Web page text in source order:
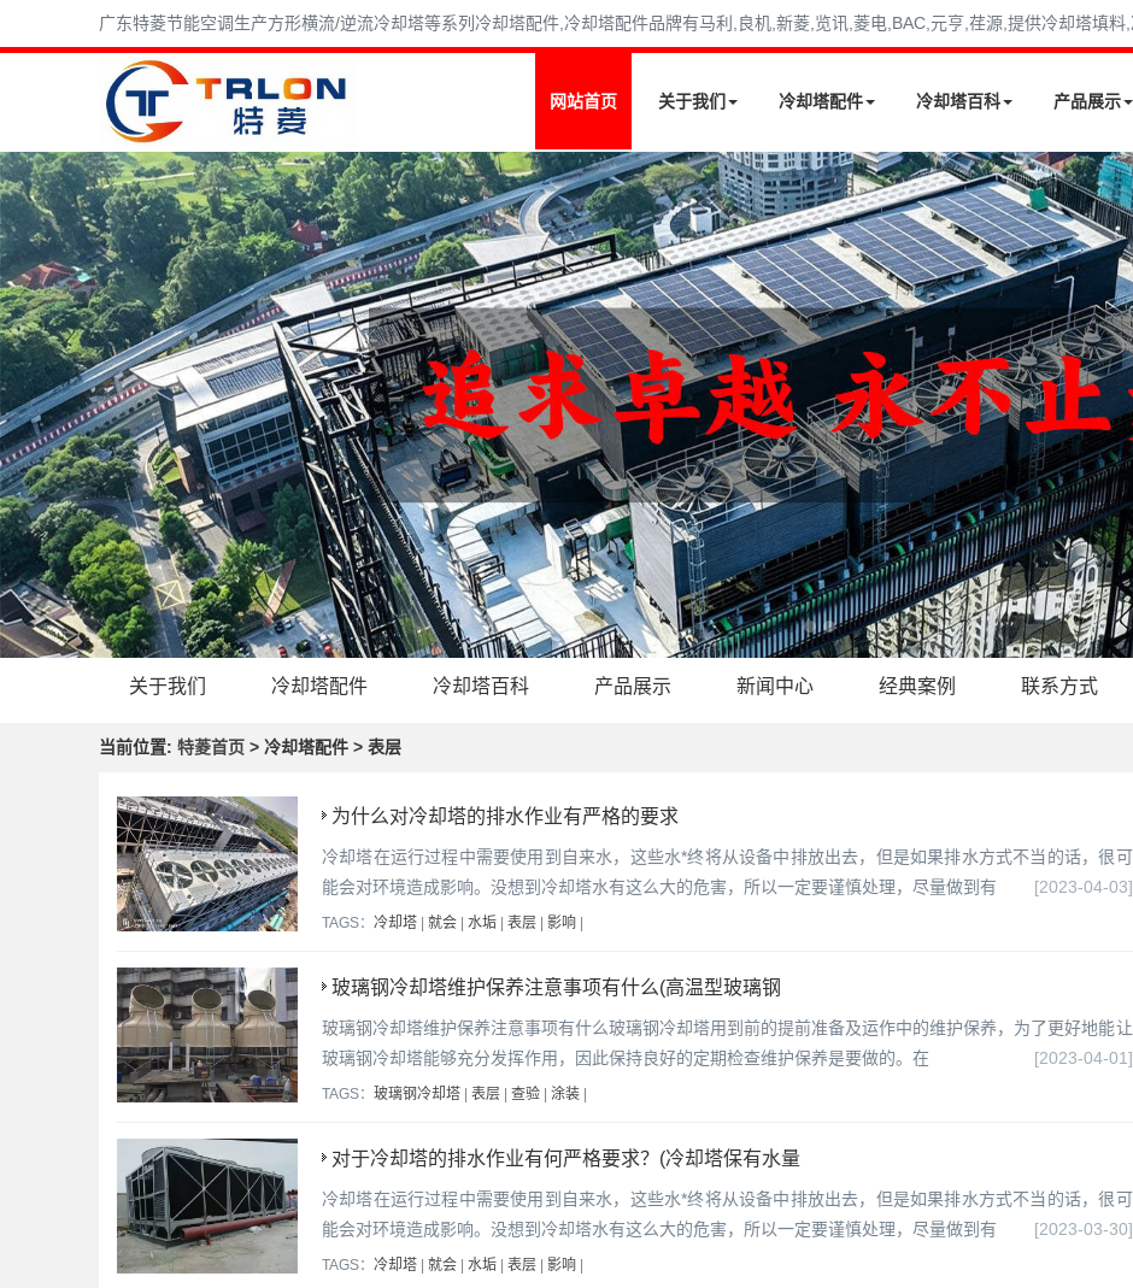
广东特菱节能空调生产方形横流/逆流冷却塔等系列冷却塔配件,冷却塔配件品牌有马利,良机,新菱,览讯,菱电,BAC,元亨,荏源,提供冷却塔填料,
网站首页 关于我们 冷却塔配件 冷却塔百科 产品展示
关于我们 冷却塔配件 冷却塔百科 产品展示 新闻中心 经典案例 联系方式
当前位置: 特菱首页 > 冷却塔配件 > 表层
为什么对冷却塔的排水作业有严格的要求
冷却塔在运行过程中需要使用到自来水，这些水*终将从设备中排放出去，但是如果排水方式不当的话，很可
能会对环境造成影响。没想到冷却塔水有这么大的危害，所以一定要谨慎处理，尽量做到有
[2023-04-03]
TAGS： 冷却塔 | 就会 | 水垢 | 表层 | 影响 |
玻璃钢冷却塔维护保养注意事项有什么(高温型玻璃钢
玻璃钢冷却塔维护保养注意事项有什么玻璃钢冷却塔用到前的提前准备及运作中的维护保养，为了更好地能让
玻璃钢冷却塔能够充分发挥作用，因此保持良好的定期检查维护保养是要做的。在
[2023-04-01]
TAGS： 玻璃钢冷却塔 | 表层 | 查验 | 涂装 |
对于冷却塔的排水作业有何严格要求？(冷却塔保有水量
冷却塔在运行过程中需要使用到自来水，这些水*终将从设备中排放出去，但是如果排水方式不当的话，很可
能会对环境造成影响。没想到冷却塔水有这么大的危害，所以一定要谨慎处理，尽量做到有
[2023-03-30]
TAGS： 冷却塔 | 就会 | 水垢 | 表层 | 影响 |